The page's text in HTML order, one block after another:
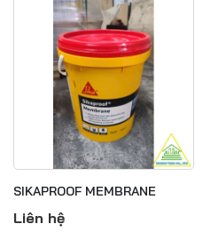
SIKAPROOF MEMBRANE
Liên hệ